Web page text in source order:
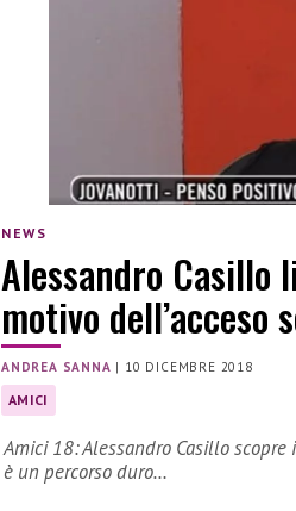
NEWS
Alessandro Casillo
motivo dell’acceso
ANDREA SANNA | 10 DICEMBRE 2018
AMICI
Amici 18: Alessandro Casillo
è un percorso duro…